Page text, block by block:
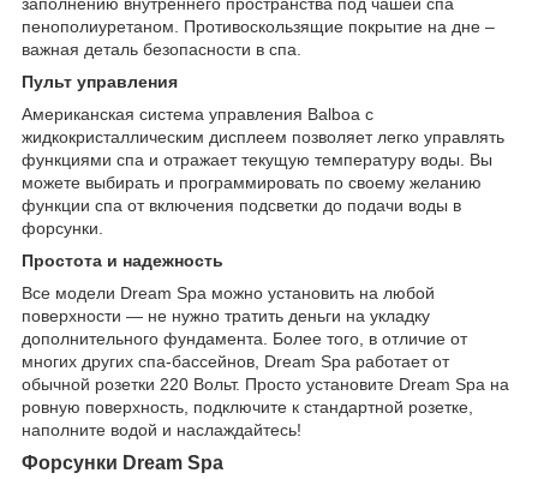
пенополиуретаном. Противоскользящие покрытие на дне –
важная деталь безопасности в спа.
Пульт управления
Американская система управления Balboa с
жидкокристаллическим дисплеем позволяет легко управлять
функциями спа и отражает текущую температуру воды. Вы
можете выбирать и программировать по своему желанию
функции спа от включения подсветки до подачи воды в
форсунки.
Простота и надежность
Все модели Dream Spa можно установить на любой
поверхности — не нужно тратить деньги на укладку
дополнительного фундамента. Более того, в отличие от
многих других спа-бассейнов, Dream Spa работает от
обычной розетки 220 Вольт. Просто установите Dream Spa на
ровную поверхность, подключите к стандартной розетке,
наполните водой и наслаждайтесь!
Форсунки Dream Spa